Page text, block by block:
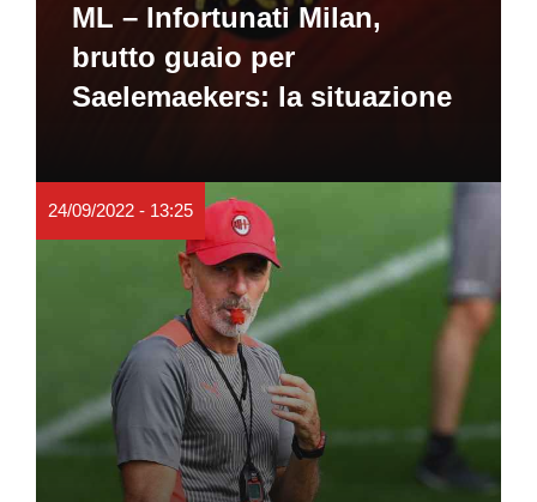
ML – Infortunati Milan,
brutto guaio per
Saelemaekers: la situazione
24/09/2022 - 13:25